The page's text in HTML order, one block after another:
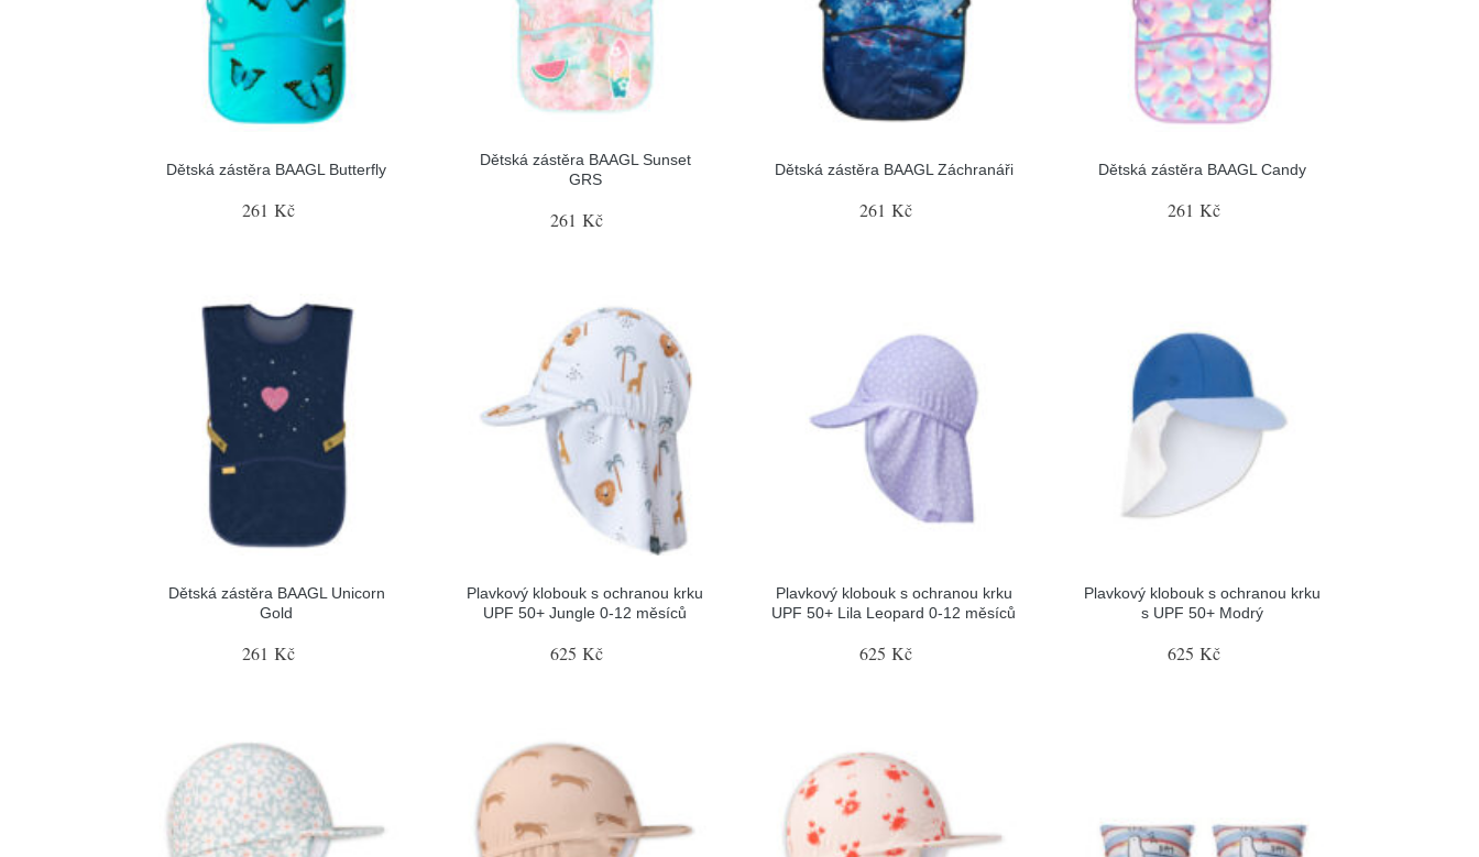
Dětská zástěra BAAGL Butterfly
261 Kč
Dětská zástěra BAAGL Sunset
GRS
261 Kč
Dětská zástěra BAAGL Záchranáři
261 Kč
Dětská zástěra BAAGL Candy
261 Kč
Dětská zástěra BAAGL Unicorn
Gold
261 Kč
Plavkový klobouk s ochranou krku
UPF 50+ Jungle 0-12 měsíců
625 Kč
Plavkový klobouk s ochranou krku
UPF 50+ Lila Leopard 0-12 měsíců
625 Kč
Plavkový klobouk s ochranou krku
s UPF 50+ Modrý
625 Kč